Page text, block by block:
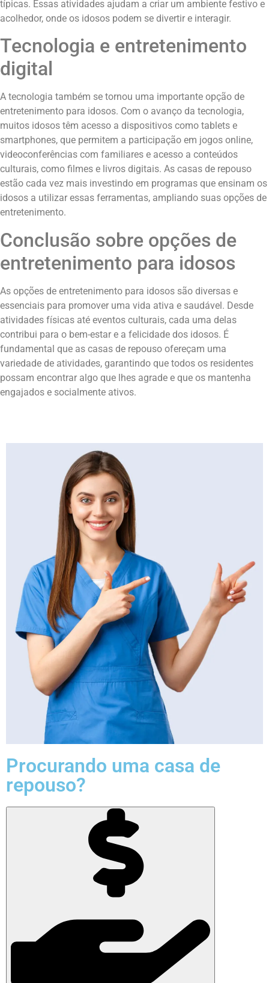
típicas. Essas atividades ajudam a criar um ambiente festivo e
acolhedor, onde os idosos podem se divertir e interagir.
Tecnologia e entretenimento
digital
A tecnologia também se tornou uma importante opção de
entretenimento para idosos. Com o avanço da tecnologia,
muitos idosos têm acesso a dispositivos como tablets e
smartphones, que permitem a participação em jogos online,
videoconferências com familiares e acesso a conteúdos
culturais, como filmes e livros digitais. As casas de repouso
estão cada vez mais investindo em programas que ensinam os
idosos a utilizar essas ferramentas, ampliando suas opções de
entretenimento.
Conclusão sobre opções de
entretenimento para idosos
As opções de entretenimento para idosos são diversas e
essenciais para promover uma vida ativa e saudável. Desde
atividades físicas até eventos culturais, cada uma delas
contribui para o bem-estar e a felicidade dos idosos. É
fundamental que as casas de repouso ofereçam uma
variedade de atividades, garantindo que todos os residentes
possam encontrar algo que lhes agrade e que os mantenha
engajados e socialmente ativos.
Procurando uma casa de
repouso?